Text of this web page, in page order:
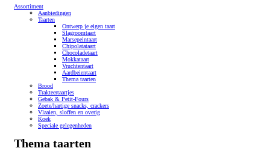
Assortiment
Aanbiedingen
Taarten
Ontwerp je eigen taart
Slagroomtaart
Marsepeintaart
Chipolatataart
Chocoladetaart
Mokkataart
Vruchtentaart
Aardbeientaart
Thema taarten
Brood
Trakteertaartjes
Gebak & Petit-Fours
Zoete/hartige snacks, crackers
Vlaaien, sloffen en overig
Koek
Speciale gelegenheden
Thema taarten